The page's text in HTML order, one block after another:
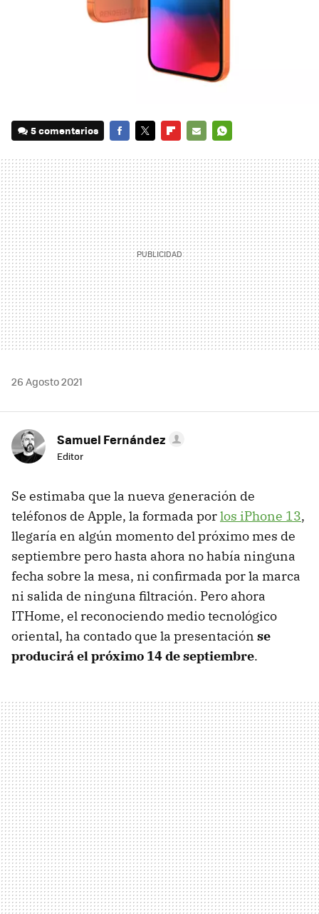
5 comentarios
MAIL
26 Agosto 2021
Samuel Fernández
Editor
Se estimaba que la nueva generación de
teléfonos de Apple, la formada porlos iPhone 13,
llegaría en algún momento del próximo mes de
septiembre pero hasta ahora no había ninguna
fecha sobre la mesa, ni confirmada por la marca
ni salida de ninguna filtración. Pero ahora
ITHome, el reconociendo medio tecnológico
oriental, ha contado que la presentación se
producirá el próximo 14 de septiembre.